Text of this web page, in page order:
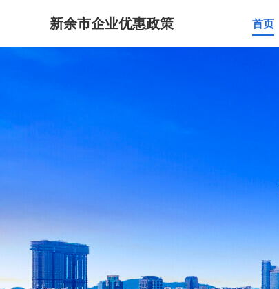
新余市企业优惠政策 首页